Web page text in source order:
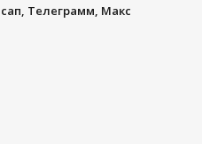
Телеграмм, Макс